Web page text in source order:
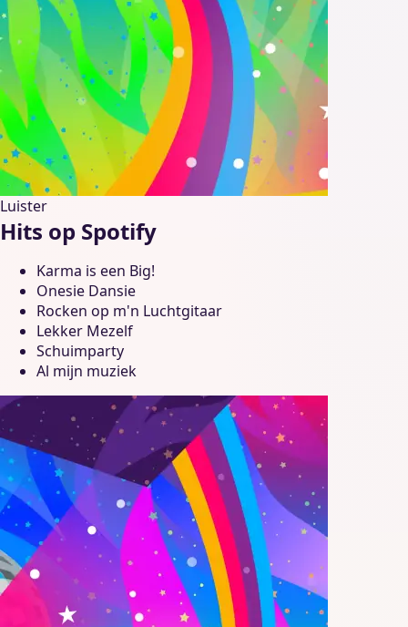
Luister
Hits op Spotify
Karma is een Big!
Onesie Dansie
Rocken op m'n Luchtgitaar
Lekker Mezelf
Schuimparty
Al mijn muziek